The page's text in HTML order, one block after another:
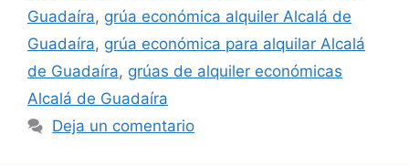
Guadaíra, grúa económica alquiler Alcalá de
Guadaíra, grúa económica para alquilar Alcalá
de Guadaíra, grúas de alquiler económicas
Alcalá de Guadaíra
Deja un comentario